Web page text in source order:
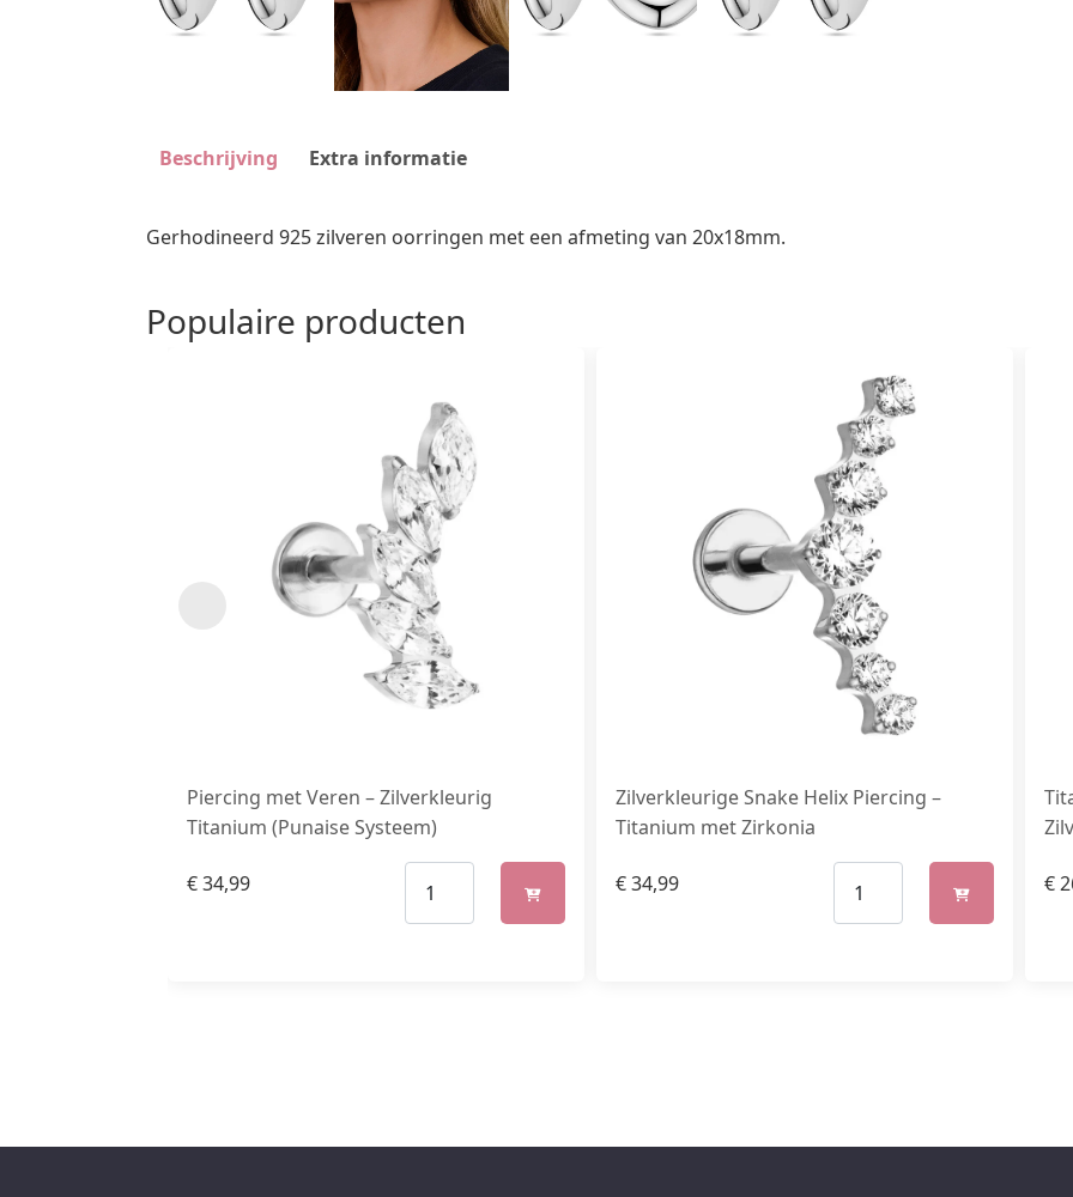
Beschrijving Extra informatie
Gerhodineerd 925 zilveren oorringen met een afmeting van 20x18mm.
Populaire producten
Piercing met Veren – Zilverkleurig
Titanium (Punaise Systeem)
€34,99
Zilverkleurige Snake Helix Piercing –
Titanium met Zirkonia
€34,99 €